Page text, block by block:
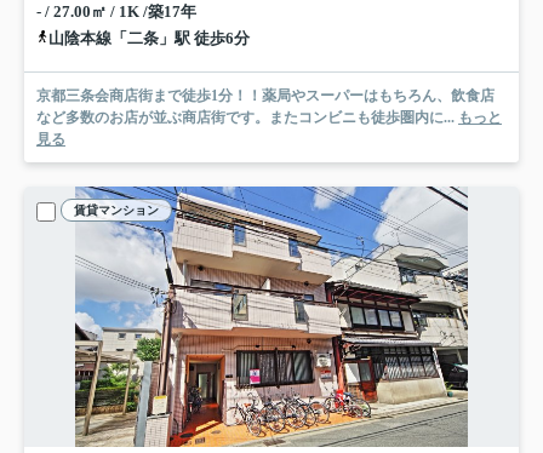
- / 27.00㎡ / 1K /築17年
山陰本線「二条」駅 徒歩6分
京都三条会商店街まで徒歩1分！！薬局やスーパーはもちろん、飲食店
など多数のお店が並ぶ商店街です。またコンビニも徒歩圏内に... もっと
見る
賃貸マンション